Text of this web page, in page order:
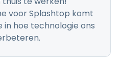
voor Splashtop komt
in hoe technologie ons